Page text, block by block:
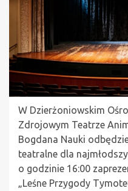
W Dzierżoniowskim
Zdrojowym Teatrze
Bogdana Nauki
teatralne dla
o godzinie 16:00
„Leśne Przygody